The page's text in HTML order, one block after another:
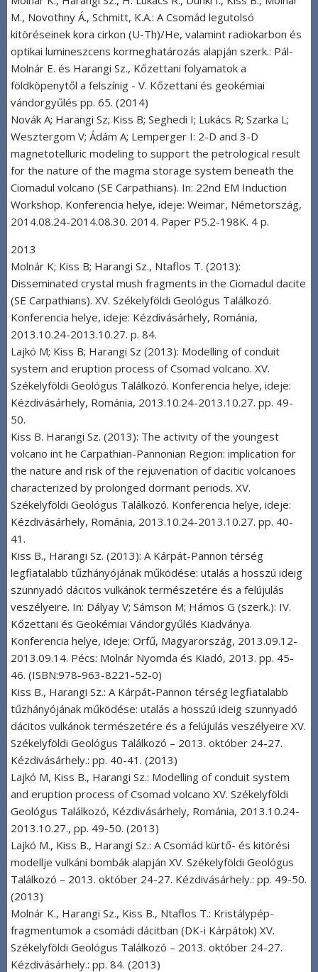
M., Novothny Á., Schmitt, K.A.: A Csomád legutolsó
kitöréseinek kora cirkon (U-Th)/He, valamint radiokarbon és
optikai lumineszcens kormeghatározás alapján szerk.: Pál-
Molnár E. és Harangi Sz., Kőzettani folyamatok a
földköpenytől a felszínig - V. Kőzettani és geokémiai
vándorgyűlés pp. 65. (2014)
Novák A; Harangi Sz; Kiss B; Seghedi I; Lukács R; Szarka L;
Wesztergom V; Ádám A; Lemperger I: 2-D and 3-D
magnetotelluric modeling to support the petrological result
for the nature of the magma storage system beneath the
Ciomadul volcano (SE Carpathians). In: 22nd EM Induction
Workshop. Konferencia helye, ideje: Weimar, Németország,
2014.08.24-2014.08.30. 2014. Paper P5.2-198K. 4 p.
2013
Molnár K; Kiss B; Harangi Sz., Ntaflos T. (2013):
Disseminated crystal mush fragments in the Ciomadul dacite
(SE Carpathians). XV. Székelyföldi Geológus Találkozó.
Konferencia helye, ideje: Kézdivásárhely, Románia,
2013.10.24-2013.10.27. p. 84.
Lajkó M; Kiss B; Harangi Sz (2013): Modelling of conduit
system and eruption process of Csomad volcano. XV.
Székelyföldi Geológus Találkozó. Konferencia helye, ideje:
Kézdivásárhely, Románia, 2013.10.24-2013.10.27. pp. 49-
50.
Kiss B. Harangi Sz. (2013): The activity of the youngest
volcano int he Carpathian-Pannonian Region: implication for
the nature and risk of the rejuvenation of dacitic volcanoes
characterized by prolonged dormant periods. XV.
Székelyföldi Geológus Találkozó. Konferencia helye, ideje:
Kézdivásárhely, Románia, 2013.10.24-2013.10.27. pp. 40-
41.
Kiss B., Harangi Sz. (2013): A Kárpát-Pannon térség
legfiatalabb tűzhányójának működése: utalás a hosszú ideig
szunnyadó dácitos vulkánok természetére és a felújulás
veszélyeire. In: Dályay V; Sámson M; Hámos G (szerk.): IV.
Kőzettani és Geokémiai Vándorgyűlés Kiadványa.
Konferencia helye, ideje: Orfű, Magyarország, 2013.09.12-
2013.09.14. Pécs: Molnár Nyomda és Kiadó, 2013. pp. 45-
46. (ISBN:978-963-8221-52-0)
Kiss B., Harangi Sz.: A Kárpát-Pannon térség legfiatalabb
tűzhányójának működése: utalás a hosszú ideig szunnyadó
dácitos vulkánok természetére és a felújulás veszélyeire XV.
Székelyföldi Geológus Találkozó – 2013. október 24-27.
Kézdivásárhely.: pp. 40-41. (2013)
Lajkó M, Kiss B., Harangi Sz.: Modelling of conduit system
and eruption process of Csomad volcano XV. Székelyföldi
Geológus Találkozó, Kézdivásárhely, Románia, 2013.10.24-
2013.10.27., pp. 49-50. (2013)
Lajkó M., Kiss B., Harangi Sz.: A Csomád kürtő- és kitörési
modellje vulkáni bombák alapján XV. Székelyföldi Geológus
Találkozó – 2013. október 24-27. Kézdivásárhely.: pp. 49-50.
(2013)
Molnár K., Harangi Sz., Kiss B., Ntaflos T.: Kristálypép-
fragmentumok a csomádi dácitban (DK-i Kárpátok) XV.
Székelyföldi Geológus Találkozó – 2013. október 24-27.
Kézdivásárhely.: pp. 84. (2013)